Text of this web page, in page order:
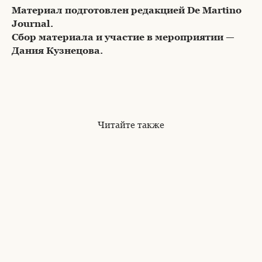
Материал подготовлен редакцией De Martino
Journal.
Сбор материала и участие в мероприятии —
Дания Кузнецова.
Читайте также